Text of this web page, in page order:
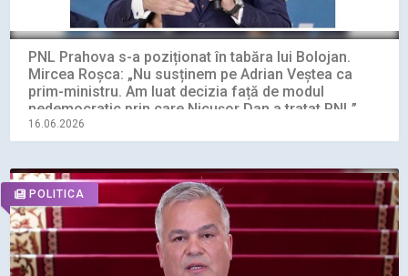
PNL Prahova s-a poziționat în tabăra lui Bolojan.
Mircea Roșca: „Nu susținem pe Adrian Veștea ca
prim-ministru. Am luat decizia față de modul
nedemocratic prin care Nicușor Dan a tratat PNL”
16.06.2026
POLITICA